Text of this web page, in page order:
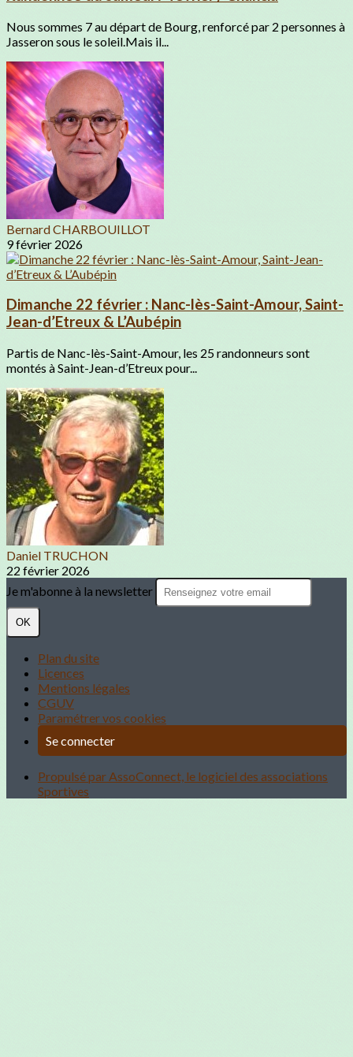
Nous sommes 7 au départ de Bourg, renforcé par 2 personnes à
Jasseron sous le soleil.Mais il...
Bernard CHARBOUILLOT
9 février 2026
Dimanche 22 février : Nanc-lès-Saint-Amour, Saint-
Jean-d’Etreux & L’Aubépin
Partis de Nanc-lès-Saint-Amour, les 25 randonneurs sont
montés à Saint-Jean-d’Etreux pour...
Daniel TRUCHON
22 février 2026
Je m'abonne à la newsletter
OK
Plan du site
Licences
Mentions légales
CGUV
Paramétrer vos cookies
Se connecter
Propulsé par AssoConnect, le logiciel des associations
Sportives